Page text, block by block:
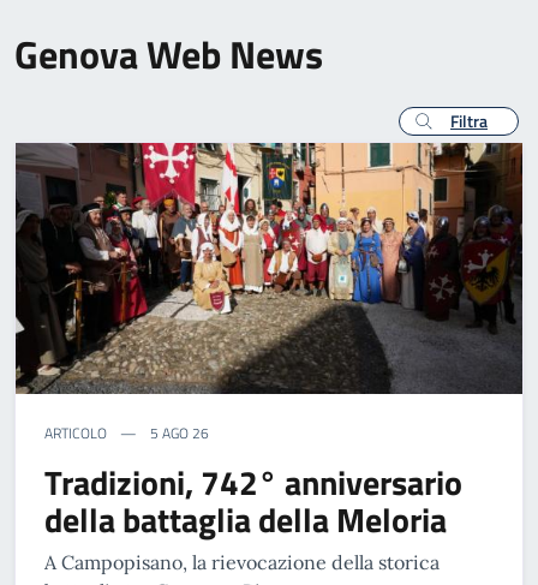
Genova Web News
Filtra
ARTICOLO 5 AGO 26
Tradizioni, 742° anniversario
della battaglia della Meloria
A Campopisano, la rievocazione della storica